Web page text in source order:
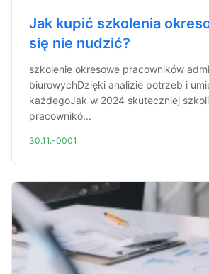
Jak kupić szkolenia
się nie nudzić?
szkolenie okresowe pracowników
biurowychDzięki analizie potrzeb i
każdegoJak w 2024 skuteczniej
pracownikó...
30.11.-0001